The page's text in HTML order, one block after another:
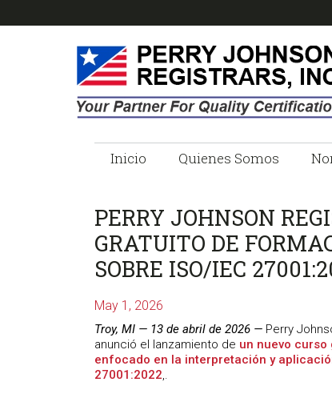
to
to
to
to
PERRY
REGISTRARS
Inicio Quienes Somos
PERRY JOHNSON
GRATUITO DE
SOBRE ISO/IEC
May 1, 2026
Troy, MI — 13 de abril de 2026 — Perry
anunció el lanzamiento de un nuevo
enfocado en la interpretación y
27001:2022,.